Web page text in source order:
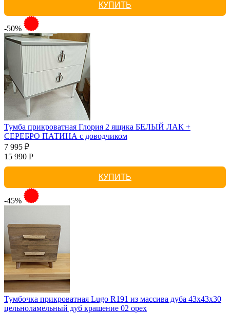
КУПИТЬ
-50%
Тумба прикроватная Глория 2 ящика БЕЛЫЙ ЛАК +
СЕРЕБРО ПАТИНА с доводчиком
7 995 ₽
15 990 Р
КУПИТЬ
-45%
Тумбочка прикроватная Lugo R191 из массива дуба 43х43х30
цельноламельный дуб крашение 02 орех